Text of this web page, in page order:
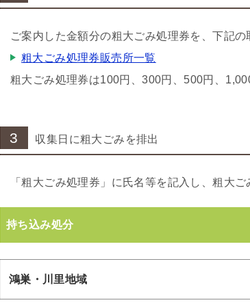
ご案内した金額分の粗大ごみ処理券を、下記の
粗大ごみ処理券販売所一覧
粗大ごみ処理券は100円、300円、500円、
3 収集日に粗大ごみを排出
「粗大ごみ処理券」に氏名等を記入し、粗大
持ち込み処分
鴻巣・川里地域